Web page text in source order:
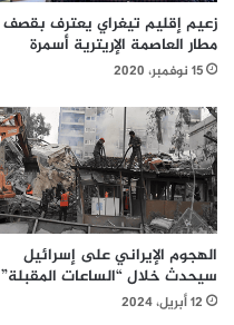
زعيم إقليم تيغراي يعترف بقصف
مطار العاصمة الإريترية أسمرة
15 نوفمبر، 2020
الهجوم الإيراني على إسرائيل
سيحدث خلال “الساعات المقبلة”
12 أبريل، 2024